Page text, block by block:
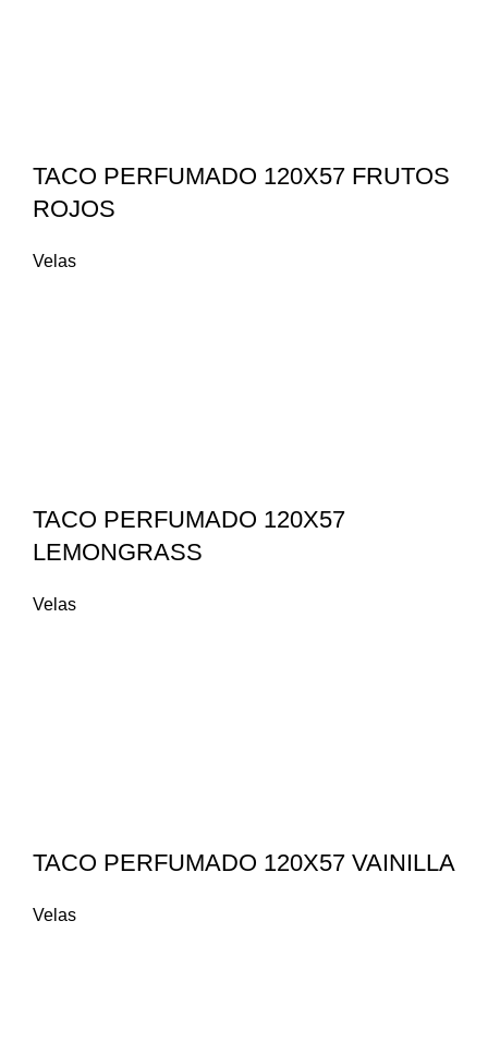
TACO PERFUMADO 120X57 FRUTOS
ROJOS
Velas
TACO PERFUMADO 120X57
LEMONGRASS
Velas
TACO PERFUMADO 120X57 VAINILLA
Velas